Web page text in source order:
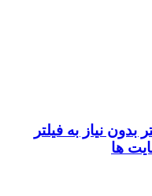
نیاز به فیلتر
ها